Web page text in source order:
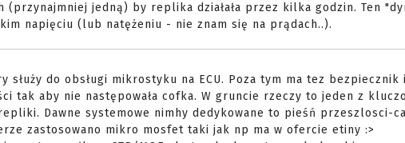
(przynajmniej jedną) by replika działała przez kilka godzin. Ten
napięciu (lub natężeniu - nie znam się na prądach..).
do obsługi mikrostyku na ECU. Poza tym ma tez bezpiecznik
tak aby nie następowała cofka. W gruncie rzeczy to jeden z
Dawne systemowe nimhy dedykowane to pieśń przeszlosci-
zastosowano mikro mosfet taki jak np ma w ofercie etiny :>